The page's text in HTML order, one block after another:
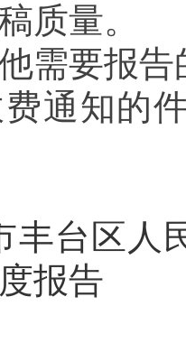
质量。
要报告
知的件
丰台区人
报告